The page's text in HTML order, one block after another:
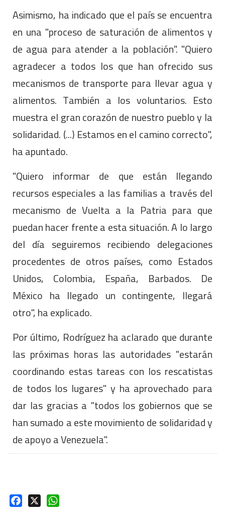
Asimismo, ha indicado que el país se encuentra
en una "proceso de saturación de alimentos y
de agua para atender a la población". "Quiero
agradecer a todos los que han ofrecido sus
mecanismos de transporte para llevar agua y
alimentos. También a los voluntarios. Esto
muestra el gran corazón de nuestro pueblo y la
solidaridad. (...) Estamos en el camino correcto",
ha apuntado.
"Quiero informar de que están llegando
recursos especiales a las familias a través del
mecanismo de Vuelta a la Patria para que
puedan hacer frente a esta situación. A lo largo
del día seguiremos recibiendo delegaciones
procedentes de otros países, como Estados
Unidos, Colombia, España, Barbados. De
México ha llegado un contingente, llegará
otro", ha explicado.
Por último, Rodríguez ha aclarado que durante
las próximas horas las autoridades "estarán
coordinando estas tareas con los rescatistas
de todos los lugares" y ha aprovechado para
dar las gracias a "todos los gobiernos que se
han sumado a este movimiento de solidaridad y
de apoyo a Venezuela".
Facebook